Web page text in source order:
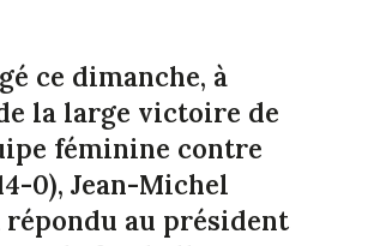
ce dimanche, à
la large victoire de
féminine contre
0), Jean-Michel
répondu au président